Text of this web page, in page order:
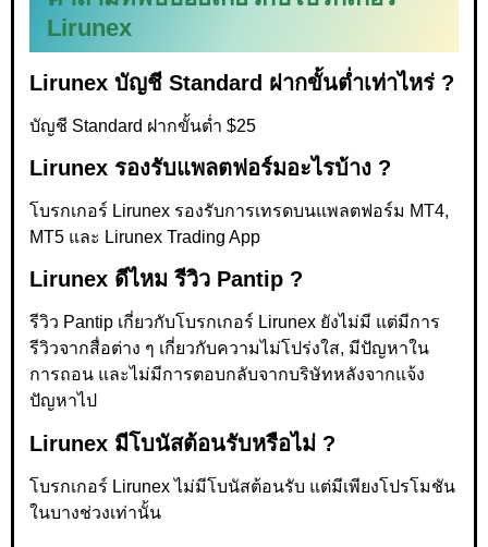
Lirunex
Lirunex บัญชี Standard ฝากขั้นต่ำเท่าไหร่ ?
บัญชี Standard ฝากขั้นต่ำ $25
Lirunex รองรับแพลตฟอร์มอะไรบ้าง ?
โบรกเกอร์ Lirunex รองรับการเทรดบนแพลตฟอร์ม MT4,
MT5 และ Lirunex Trading App
Lirunex ดีไหม รีวิว Pantip ?
รีวิว Pantip เกี่ยวกับโบรกเกอร์ Lirunex ยังไม่มี แต่มีการ
รีวิวจากสื่อต่าง ๆ เกี่ยวกับความไม่โปร่งใส, มีปัญหาใน
การถอน และไม่มีการตอบกลับจากบริษัทหลังจากแจ้ง
ปัญหาไป
Lirunex มีโบนัสต้อนรับหรือไม่ ?
โบรกเกอร์ Lirunex ไม่มีโบนัสต้อนรับ แต่มีเพียงโปรโมชัน
ในบางช่วงเท่านั้น